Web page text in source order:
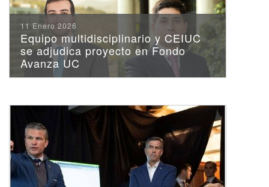
11 Enero 2026
Equipo multidisciplinario y CEIUC
se adjudica proyecto en Fondo
Avanza UC